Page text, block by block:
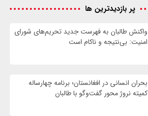
پر بازدیدترین ها
واكنش طالبان به فهرست جدید تحریم‌های شورای
امنیت: بی‌نتیجه و ناکام است
بحران انسانی در افغانستان؛ برنامه چهار‌ساله
کمیته نروژ محور گفت‌وگو با طالبان